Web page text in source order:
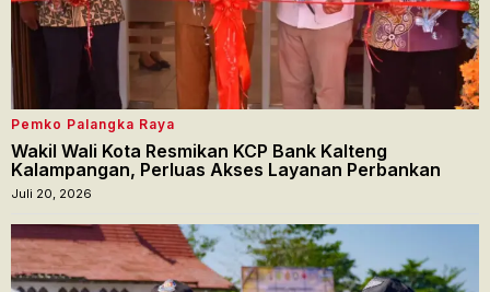
Pemko Palangka Raya
Wakil Wali Kota Resmikan KCP Bank Kalteng
Kalampangan, Perluas Akses Layanan Perbankan
Juli 20, 2026